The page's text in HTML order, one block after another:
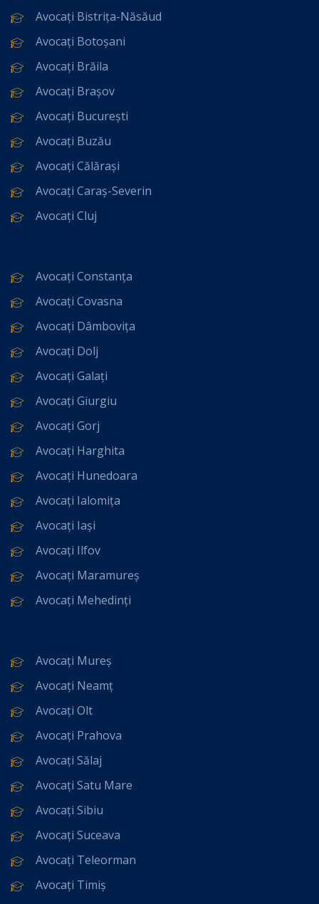
Avocați Bistrița-Năsăud
Avocați Botoșani
Avocați Brăila
Avocați Brașov
Avocați București
Avocați Buzău
Avocați Călărași
Avocați Caraș-Severin
Avocați Cluj
Avocați Constanța
Avocați Covasna
Avocați Dâmbovița
Avocați Dolj
Avocați Galați
Avocați Giurgiu
Avocați Gorj
Avocați Harghita
Avocați Hunedoara
Avocați Ialomița
Avocați Iași
Avocați Ilfov
Avocați Maramureș
Avocați Mehedinți
Avocați Mureș
Avocați Neamț
Avocați Olt
Avocați Prahova
Avocați Sălaj
Avocați Satu Mare
Avocați Sibiu
Avocați Suceava
Avocați Teleorman
Avocați Timiș